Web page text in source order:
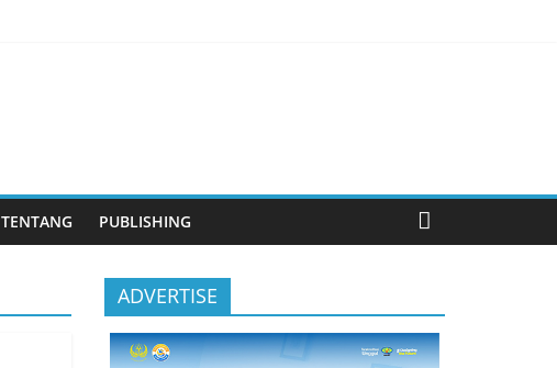
TENTANG PUBLISHING
ADVERTISE